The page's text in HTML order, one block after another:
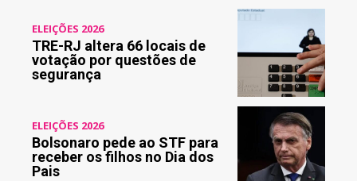
ELEIÇÕES 2026
TRE-RJ altera 66 locais de
votação por questões de
segurança
ELEIÇÕES 2026
Bolsonaro pede ao STF para
receber os filhos no Dia dos
Pais